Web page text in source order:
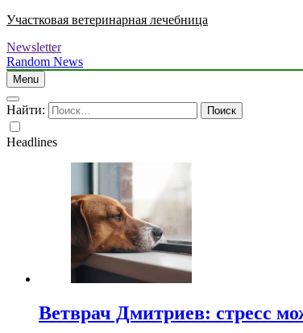
Участковая ветеринарная лечебница
Newsletter
Random News
Menu
Найти:
Headlines
Ветврач Дмитриев: стресс